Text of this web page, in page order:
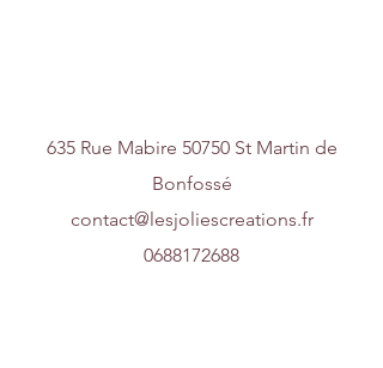
635 Rue Mabire 50750 St Martin de
Bonfossé
contact@lesjoliescreations.fr
0688172688